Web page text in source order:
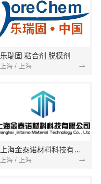
乐瑞固 粘合剂 脱模剂
上海 / 上海
上海金泰诺材料科技有限公司
上海 / 上海